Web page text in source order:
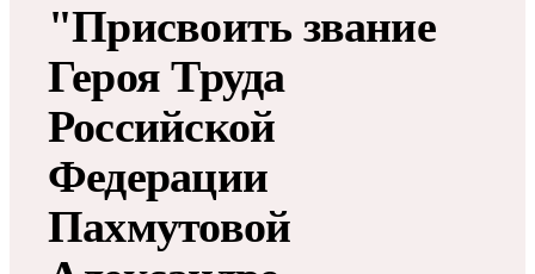
"Присвоить звание
Героя Труда
Российской
Федерации
Пахмутовой